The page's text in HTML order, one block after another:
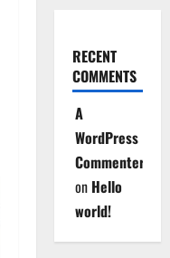
RECENT
COMMENTS
A
WordPress
Commenter
on Hello
world!